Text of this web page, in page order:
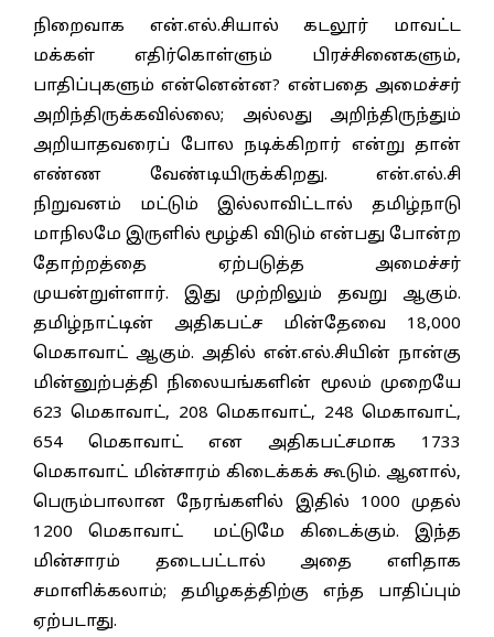
நிறைவாக என்.எல்.சியால் கடலூர் மாவட்ட
மக்கள் எதிர்கொள்ளும் பிரச்சினைகளும்,
பாதிப்புகளும் என்னென்ன? என்பதை அமைச்சர்
அறிந்திருக்கவில்லை; அல்லது அறிந்திருந்தும்
அறியாதவரைப் போல நடிக்கிறார் என்று தான்
எண்ண வேண்டியிருக்கிறது. என்.எல்.சி
நிறுவனம் மட்டும் இல்லாவிட்டால் தமிழ்நாடு
மாநிலமே இருளில் மூழ்கி விடும் என்பது போன்ற
தோற்றத்தை ஏற்படுத்த அமைச்சர்
முயன்றுள்ளார். இது முற்றிலும் தவறு ஆகும்.
தமிழ்நாட்டின் அதிகபட்ச மின்தேவை 18,000
மெகாவாட் ஆகும். அதில் என்.எல்.சியின் நான்கு
மின்னுற்பத்தி நிலையங்களின் மூலம் முறையே
623 மெகாவாட், 208 மெகாவாட், 248 மெகாவாட்,
654 மெகாவாட் என அதிகபட்சமாக 1733
மெகாவாட் மின்சாரம் கிடைக்கக் கூடும். ஆனால்,
பெரும்பாலான நேரங்களில் இதில் 1000 முதல்
1200 மெகாவாட் மட்டுமே கிடைக்கும். இந்த
மின்சாரம் தடைபட்டால் அதை எளிதாக
சமாளிக்கலாம்; தமிழகத்திற்கு எந்த பாதிப்பும்
ஏற்படாது.